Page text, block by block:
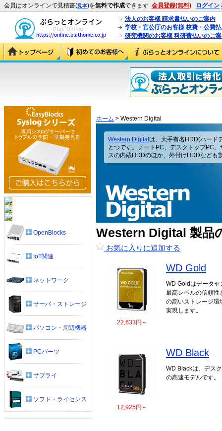
会員はオンラインで見積書(見本)を無料で作成できます 会員登録(無料) ログイン
法人のお客様 請求書払いのご案内
学校・官公庁のお客様 校費・公費
研究機関のお客様 科研費払いのご
ホーム > Western Digital
Western Digitalは、大手有名HDD(ハード
とつです。ノートPC、デスクトップPC
スの内蔵HDDのほか、外付けHDDなども
Western Digital 製品
お気に入りに追加する
22,633円～
WD Gold
WD Goldはデータ
最高レベルの信頼性
の高いストレージ
実現します。
12,925円～
WD Black
WD Blackは、デス
の高速モデルです。
OpenBlocks
IoT関連
ネットワーク
サーバ・ストレージ
パソコン・周辺機器
PCパーツ
サプライ
ソフト・ライセンス